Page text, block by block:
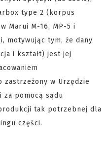
type 2 (korpus
Marui M-16, MP-5 i
motywując tym, że dany
i kształt) jest jej
zastrzeżony w Urzędzie
za pomocą sądu
tak potrzebnej dla
części.